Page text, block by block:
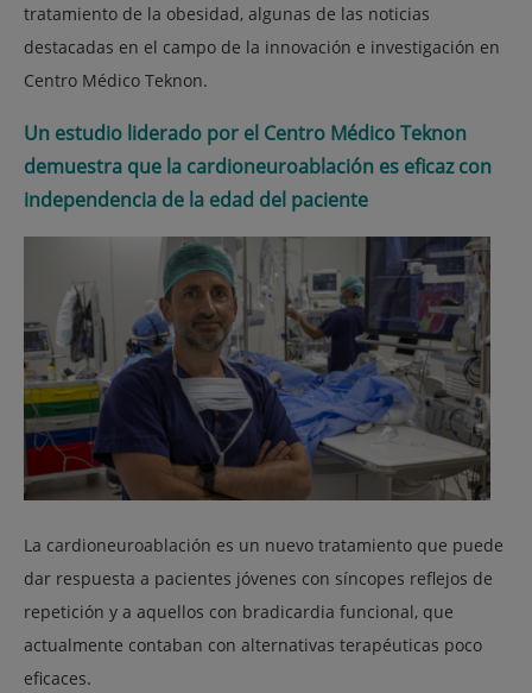
tratamiento de la obesidad, algunas de las noticias
destacadas en el campo de la innovación e investigación en
Centro Médico Teknon.
Un estudio liderado por el Centro Médico Teknon
demuestra que la cardioneuroablación es eficaz con
independencia de la edad del paciente
La cardioneuroablación es un nuevo tratamiento que puede
dar respuesta a pacientes jóvenes con síncopes reflejos de
repetición y a aquellos con bradicardia funcional, que
actualmente contaban con alternativas terapéuticas poco
eficaces.